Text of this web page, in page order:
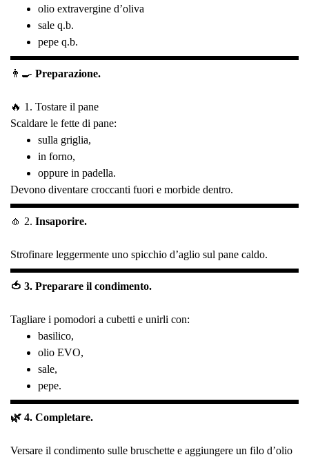
olio extravergine d’oliva
sale q.b.
pepe q.b.
👨‍🍳 Preparazione.
🔥 1. Tostare il pane
Scaldare le fette di pane:
sulla griglia,
in forno,
oppure in padella.
Devono diventare croccanti fuori e morbide dentro.
🧄 2. Insaporire.
Strofinare leggermente uno spicchio d’aglio sul pane caldo.
🍅 3. Preparare il condimento.
Tagliare i pomodori a cubetti e unirli con:
basilico,
olio EVO,
sale,
pepe.
🌿 4. Completare.
Versare il condimento sulle bruschette e aggiungere un filo d’olio